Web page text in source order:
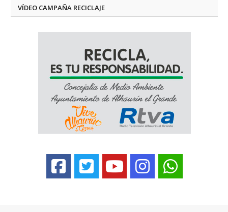
VÍDEO CAMPAÑA RECICLAJE